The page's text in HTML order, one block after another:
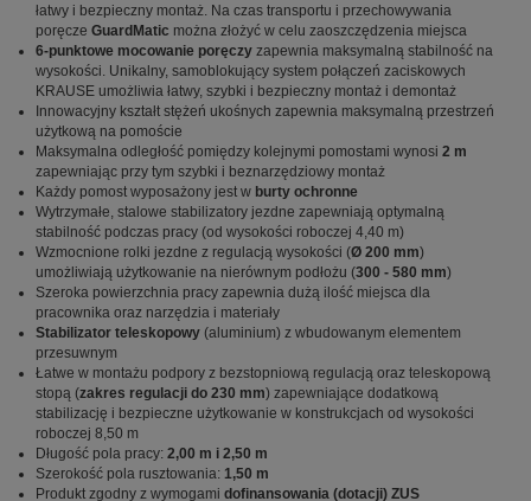
łatwy i bezpieczny montaż. Na czas transportu i przechowywania
poręcze GuardMatic można złożyć w celu zaoszczędzenia miejsca
6-punktowe mocowanie poręczy zapewnia maksymalną stabilność na
wysokości. Unikalny, samoblokujący system połączeń zaciskowych
KRAUSE umożliwia łatwy, szybki i bezpieczny montaż i demontaż
Innowacyjny kształt stężeń ukośnych zapewnia maksymalną przestrzeń
użytkową na pomoście
Maksymalna odległość pomiędzy kolejnymi pomostami wynosi 2 m
zapewniając przy tym szybki i beznarzędziowy montaż
Każdy pomost wyposażony jest w burty ochronne
Wytrzymałe, stalowe stabilizatory jezdne zapewniają optymalną
stabilność podczas pracy (od wysokości roboczej 4,40 m)
Wzmocnione rolki jezdne z regulacją wysokości (Ø 200 mm)
umożliwiają użytkowanie na nierównym podłożu (300 - 580 mm)
Szeroka powierzchnia pracy zapewnia dużą ilość miejsca dla
pracownika oraz narzędzia i materiały
Stabilizator teleskopowy (aluminium) z wbudowanym elementem
przesuwnym
Łatwe w montażu podpory z bezstopniową regulacją oraz teleskopową
stopą (zakres regulacji do 230 mm) zapewniające dodatkową
stabilizację i bezpieczne użytkowanie w konstrukcjach od wysokości
roboczej 8,50 m
Długość pola pracy: 2,00 m i 2,50 m
Szerokość pola rusztowania: 1,50 m
Produkt zgodny z wymogami dofinansowania (dotacji) ZUS